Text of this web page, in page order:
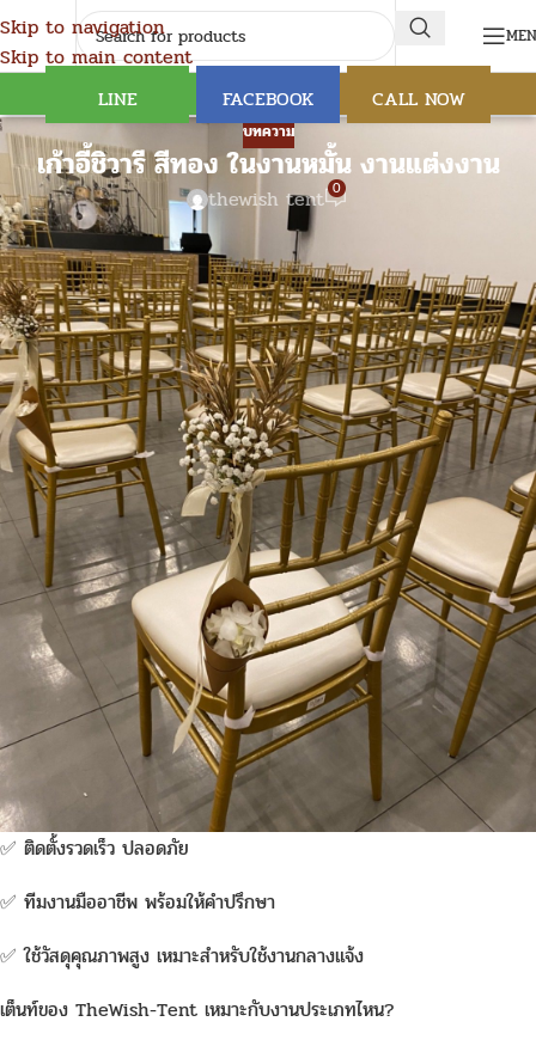
Skip to navigation
Skip to main content
LINE FACEBOOK CALL NOW
บทความ
เก้าอี้ชิวารี สีทอง ในงานหมั้น งานแต่งงาน
thewish tent 0
เช่าเก้าอี้ชิวารีสีทอง เช่าเก้าอี้งานแต่ง เช่าโต๊ะ เช่าเต็นท์ เช่าพัดลม เช่าเก้าอี้
TheWish-Tent เต็นท์เช่าสุดชิคสำหรับทุกโอกาส – เปลี่ยนวันธรรมดาให้
พิเศษได้ในพริบตา
หากคุณกำลังมองหาเต็นท์จัดงานที่มีทั้งความสวยงาม ความสะดวก และ
ดีไซน์ไม่เหมือนใคร TheWish-Tent คือคำตอบที่คุณตามหา! ไม่ว่าจะเป็น
งานปาร์ตี้ งานแต่งงาน หรืองานอีเวนต์กลางแจ้ง TheWish-Tent พร้อม
เปลี่ยนทุกสถานที่ให้กลายเป็นพื้นที่สุดพิเศษในแบบที่คุณต้องการ
ทำไมต้องเลือก TheWish-Tent?
TheWish-Tent ไม่ใช่แค่ “เต็นท์เช่า” ทั่วไป แต่คือประสบการณ์ที่แตกต่าง
เช่าเก้าอี้ชิวารี เช่าเก้าอี้งานแต่ง เช่าโต๊ะ เช่าเต็นท์ เช่าพัดลม เช่าเก้าอี้ ทั้งการ
ออกแบบตกแต่งอย่างมีสไตล์ ความใส่ใจในรายละเอียด และบริการแบบครบ
วงจร ตั้งแต่การติดตั้งจนถึงการจัดเก็บ
จุดเด่นของ TheWish-Tent:
✅ เต็นท์ดีไซน์สวย ไม่ซ้ำใคร
✅ รองรับทุกประเภทงาน ทั้งเล็กและใหญ่
✅ ติดตั้งรวดเร็ว ปลอดภัย
✅ ทีมงานมืออาชีพ พร้อมให้คำปรึกษา
✅ ใช้วัสดุคุณภาพสูง เหมาะสำหรับใช้งานกลางแจ้ง
เต็นท์ของ TheWish-Tent เหมาะกับงานประเภทไหน?